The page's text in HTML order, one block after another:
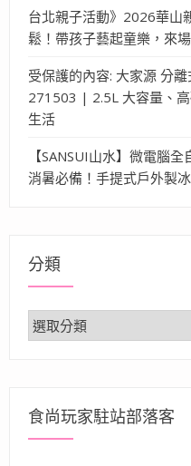
台北親子活動》2026華山
鬆！帶孩子藝起童樂，來
受保護的內容: 大家源 分
271503 | 2.5L 大容量、
生活
【SANSUI山水】微電腦
消暑必備！手提式戶外製
分類
分
類
食尚玩家駐站部落客